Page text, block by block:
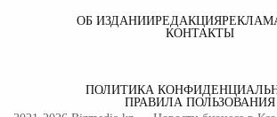
ОБ ИЗДАНИИРЕДАКЦИЯ
КОНТАКТЫ
ПОЛИТИКА
ПРАВИЛА ПОЛЬЗОВАНИЯ